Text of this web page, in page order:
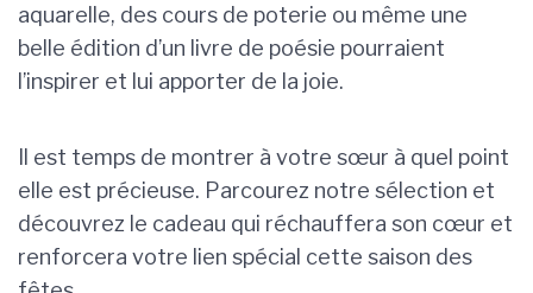
aquarelle, des cours de poterie ou même une
belle édition d’un livre de poésie pourraient
l’inspirer et lui apporter de la joie.
Il est temps de montrer à votre sœur à quel point
elle est précieuse. Parcourez notre sélection et
découvrez le cadeau qui réchauffera son cœur et
renforcera votre lien spécial cette saison des